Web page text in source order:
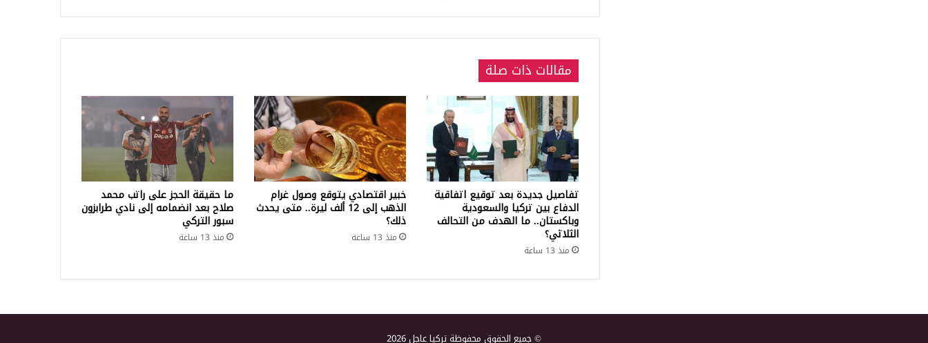
ولايات
مقالات ذات صلة
تفاصيل جديدة بعد توقيع اتفاقية
الدفاع بين تركيا والسعودية
وباكستان.. ما الهدف من التحالف
الثلاثي؟
منذ 13 ساعة
خبير اقتصادي يتوقع وصول غرام
الذهب إلى 12 ألف ليرة.. متى يحدث
ذلك؟
منذ 13 ساعة
ما حقيقة الحجز على راتب محمد
صلاح بعد انضمامه إلى نادي طرابزون
سبور التركي
منذ 13 ساعة
© جميع الحقوق محفوظة تركيا عاجل 2026